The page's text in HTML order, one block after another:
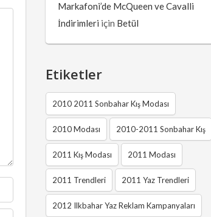
Markafoni’de McQueen ve Cavalli
İndirimleri için Betül
Etiketler
2010 2011 Sonbahar Kış Modası
2010 Modası 2010-2011 Sonbahar Kış
2011 Kış Modası 2011 Modası
2011 Trendleri 2011 Yaz Trendleri
2012 Ilkbahar Yaz Reklam Kampanyaları